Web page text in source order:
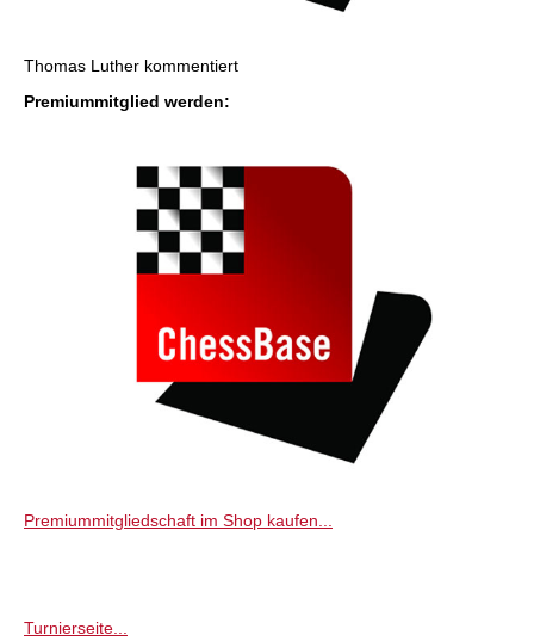
Thomas Luther kommentiert
Premiummitglied werden:
Premiummitgliedschaft im Shop kaufen...
Turnierseite...